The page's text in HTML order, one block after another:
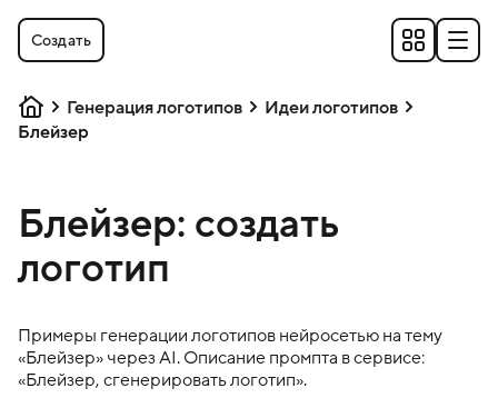
Создать
Генерация логотипов
Идеи логотипов
Блейзер
Блейзер: создать
логотип
Примеры генерации логотипов нейросетью на тему
«Блейзер» через AI. Описание промпта в сервисе:
«Блейзер, сгенерировать логотип».